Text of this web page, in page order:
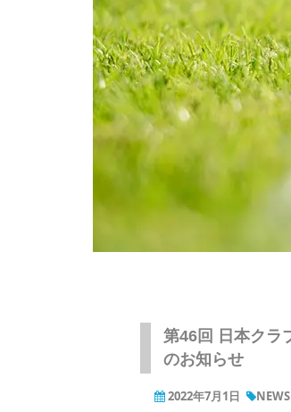
第46回 日本クラ
のお知らせ
2022年7月1日 NEWS